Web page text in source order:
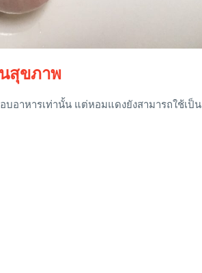
สุขภาพ
อาหารเท่านั้น แต่หอมแดงยังสามารถใช้เป็น